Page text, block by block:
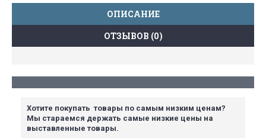
ОПИСАНИЕ
ОТЗЫВОВ (0)
Хотите покупать товары по самым низким ценам?
Мы стараемся держать самые низкие цены на
выставленные товары.